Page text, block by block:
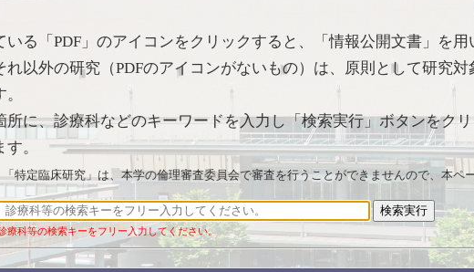
る「PDF」のアイコンをクリックすると、「情報公開文書」を
れ以外の研究（PDFのアイコンがないもの）は、原則として研究
所に、診療科などのキーワードを入力し「検索実行」ボタンをク
。
定臨床研究」は、本学の倫理審査委員会で審査を行うことができませんので、本ペ
療科等の検索キーをフリー入力してください。